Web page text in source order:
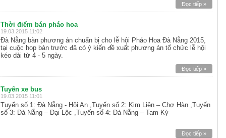
Đọc tiếp »
Thời điểm bán pháo hoa
19.03.2015 11:02
Đà Nẵng bàn phương án chuẩn bị cho lễ hội Pháo Hoa Đà Nẵng 2015,
tại cuộc họp bàn trước đã có ý kiến đề xuất phương án tổ chức lễ hội
kéo dài từ 4 - 5 ngày.
Đọc tiếp »
Tuyến xe bus
19.03.2015 11:01
Tuyến số 1: Đà Nẵng - Hội An ,Tuyến số 2: Kim Liên – Chợ Hàn ,Tuyến
số 3: Đà Nẵng – Đại Lộc ,Tuyến số 4: Đà Nẵng – Tam Kỳ
Đọc tiếp »